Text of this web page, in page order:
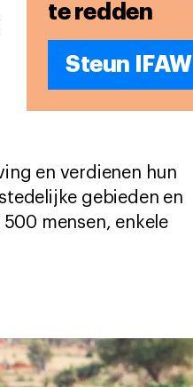
te redden
Steun IFAW
en verdienen hun
gebieden en
mensen, enkele